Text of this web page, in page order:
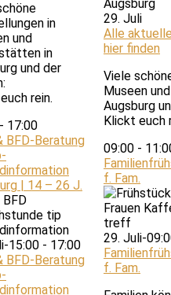
in
und
in
und der
rein.
- 17:00
BFD-Beratung
| 14 – 26 J.
15:00 - 17:00
BFD-Beratung
29. Juli
Alle
hier finden
Viele
Museen
Augsburg
Klickt euch
09:00 -
f. Fam.
29. Juli-
f. Fam.